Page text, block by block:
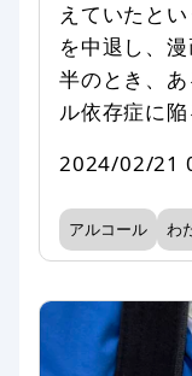
えていたと
を中退し、
半のとき、
ル依存症に陥
2024/02/21
アルコール わ